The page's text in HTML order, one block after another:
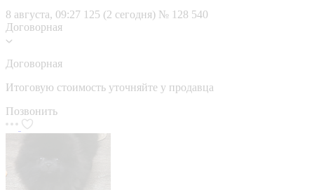
8 августа, 09:27 125 (2 сегодня) № 128 540
Договорная
Договорная
Итоговую стоимость уточняйте у продавца
Позвонить